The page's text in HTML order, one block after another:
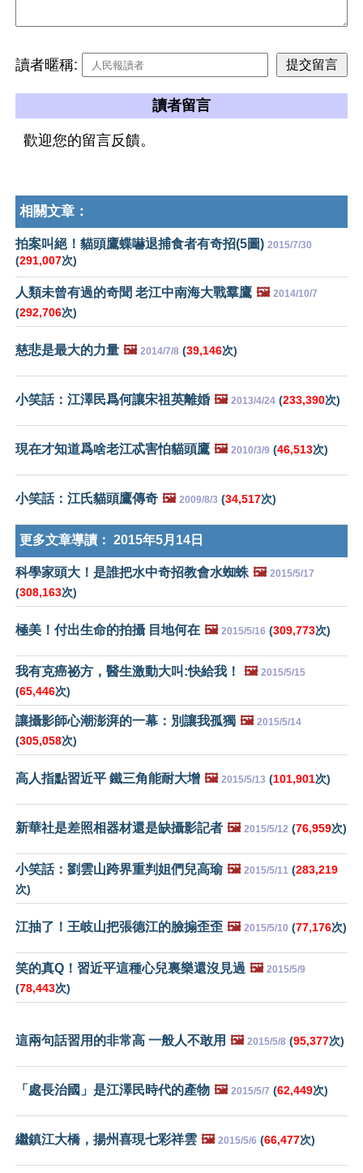
讀者暱稱:
讀者留言
歡迎您的留言反饋。
相關文章：
拍案叫絕！貓頭鷹蝶嚇退捕食者有奇招(5圖) 2015/7/30
(291,007次)
人類未曾有過的奇聞 老江中南海大戰羣鷹 🖼️ 2014/10/7
(292,706次)
慈悲是最大的力量 🖼️ 2014/7/8 (39,146次)
小笑話：江澤民爲何讓宋祖英離婚 🖼️ 2013/4/24 (233,390次)
現在才知道爲啥老江忒害怕貓頭鷹 🖼️ 2010/3/9 (46,513次)
小笑話：江氏貓頭鷹傳奇 🖼️ 2009/8/3 (34,517次)
更多文章導讀： 2015年5月14日
科學家頭大！是誰把水中奇招教會水蜘蛛 🖼️ 2015/5/17
(308,163次)
極美！付出生命的拍攝 目地何在 🖼️ 2015/5/16 (309,773次)
我有克癌祕方，醫生激動大叫:快給我！ 🖼️ 2015/5/15
(65,446次)
讓攝影師心潮澎湃的一幕：別讓我孤獨 🖼️ 2015/5/14
(305,058次)
高人指點習近平 鐵三角能耐大增 🖼️ 2015/5/13 (101,901次)
新華社是差照相器材還是缺攝影記者 🖼️ 2015/5/12 (76,959次)
小笑話：劉雲山跨界重判姐們兒高瑜 🖼️ 2015/5/11 (283,219
次)
江抽了！王岐山把張德江的臉搧歪歪 🖼️ 2015/5/10 (77,176次)
笑的真Q！習近平這種心兒裏樂還沒見過 🖼️ 2015/5/9
(78,443次)
這兩句話習用的非常高 一般人不敢用 🖼️ 2015/5/8 (95,377次)
「處長治國」是江澤民時代的產物 🖼️ 2015/5/7 (62,449次)
繼鎮江大橋，揚州喜現七彩祥雲 🖼️ 2015/5/6 (66,477次)